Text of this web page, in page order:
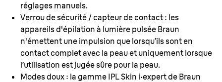
réglages manuels.
Verrou de sécurité / capteur de contact : les
appareils d'épilation à lumière pulsée Braun
n'émettent une impulsion que lorsqu’ils sont en
contact complet avec la peau et uniquement lorsque
l’utilisation est jugée sûre pour la peau.
Modes doux : la gamme IPL Skin i·expert de Braun